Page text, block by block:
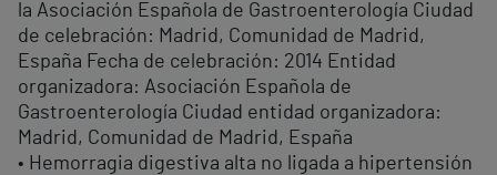
la Asociación Española de Gastroenterología Ciudad
de celebración: Madrid, Comunidad de Madrid,
España Fecha de celebración: 2014 Entidad
organizadora: Asociación Española de
Gastroenterología Ciudad entidad organizadora:
Madrid, Comunidad de Madrid, España
• Hemorragia digestiva alta no ligada a hipertensión